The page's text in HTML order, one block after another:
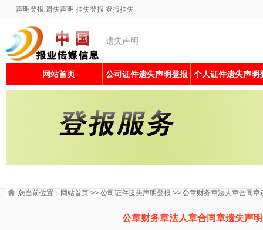
声明登报 遗失声明 挂失登报 登报挂失
遗失声明
网站首页 公司证件遗失声明登报 个人证件遗失声明
您当前位置： 网站首页 >> 公司证件遗失声明登报 >> 公章财务章法人章合同章
公章财务章法人章合同章遗失声